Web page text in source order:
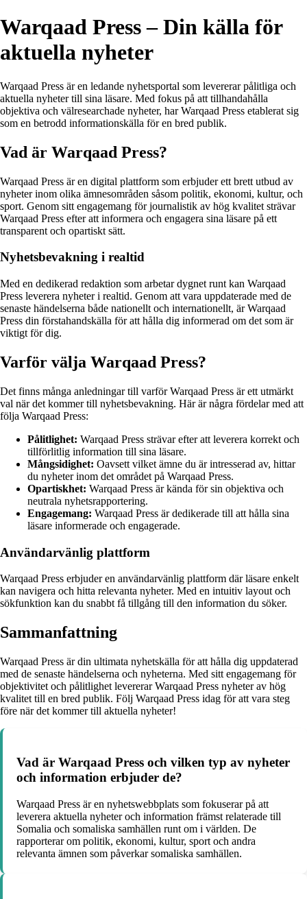
Warqaad Press – Din källa för
aktuella nyheter
Warqaad Press är en ledande nyhetsportal som levererar pålitliga och
aktuella nyheter till sina läsare. Med fokus på att tillhandahålla
objektiva och välresearchade nyheter, har Warqaad Press etablerat sig
som en betrodd informationskälla för en bred publik.
Vad är Warqaad Press?
Warqaad Press är en digital plattform som erbjuder ett brett utbud av
nyheter inom olika ämnesområden såsom politik, ekonomi, kultur, och
sport. Genom sitt engagemang för journalistik av hög kvalitet strävar
Warqaad Press efter att informera och engagera sina läsare på ett
transparent och opartiskt sätt.
Nyhetsbevakning i realtid
Med en dedikerad redaktion som arbetar dygnet runt kan Warqaad
Press leverera nyheter i realtid. Genom att vara uppdaterade med de
senaste händelserna både nationellt och internationellt, är Warqaad
Press din förstahandskälla för att hålla dig informerad om det som är
viktigt för dig.
Varför välja Warqaad Press?
Det finns många anledningar till varför Warqaad Press är ett utmärkt
val när det kommer till nyhetsbevakning. Här är några fördelar med att
följa Warqaad Press:
Pålitlighet: Warqaad Press strävar efter att leverera korrekt och
tillförlitlig information till sina läsare.
Mångsidighet: Oavsett vilket ämne du är intresserad av, hittar
du nyheter inom det området på Warqaad Press.
Opartiskhet: Warqaad Press är kända för sin objektiva och
neutrala nyhetsrapportering.
Engagemang: Warqaad Press är dedikerade till att hålla sina
läsare informerade och engagerade.
Användarvänlig plattform
Warqaad Press erbjuder en användarvänlig plattform där läsare enkelt
kan navigera och hitta relevanta nyheter. Med en intuitiv layout och
sökfunktion kan du snabbt få tillgång till den information du söker.
Sammanfattning
Warqaad Press är din ultimata nyhetskälla för att hålla dig uppdaterad
med de senaste händelserna och nyheterna. Med sitt engagemang för
objektivitet och pålitlighet levererar Warqaad Press nyheter av hög
kvalitet till en bred publik. Följ Warqaad Press idag för att vara steg
före när det kommer till aktuella nyheter!
Vad är Warqaad Press och vilken typ av nyheter
och information erbjuder de?
Warqaad Press är en nyhetswebbplats som fokuserar på att
leverera aktuella nyheter och information främst relaterade till
Somalia och somaliska samhällen runt om i världen. De
rapporterar om politik, ekonomi, kultur, sport och andra
relevanta ämnen som påverkar somaliska samhällen.